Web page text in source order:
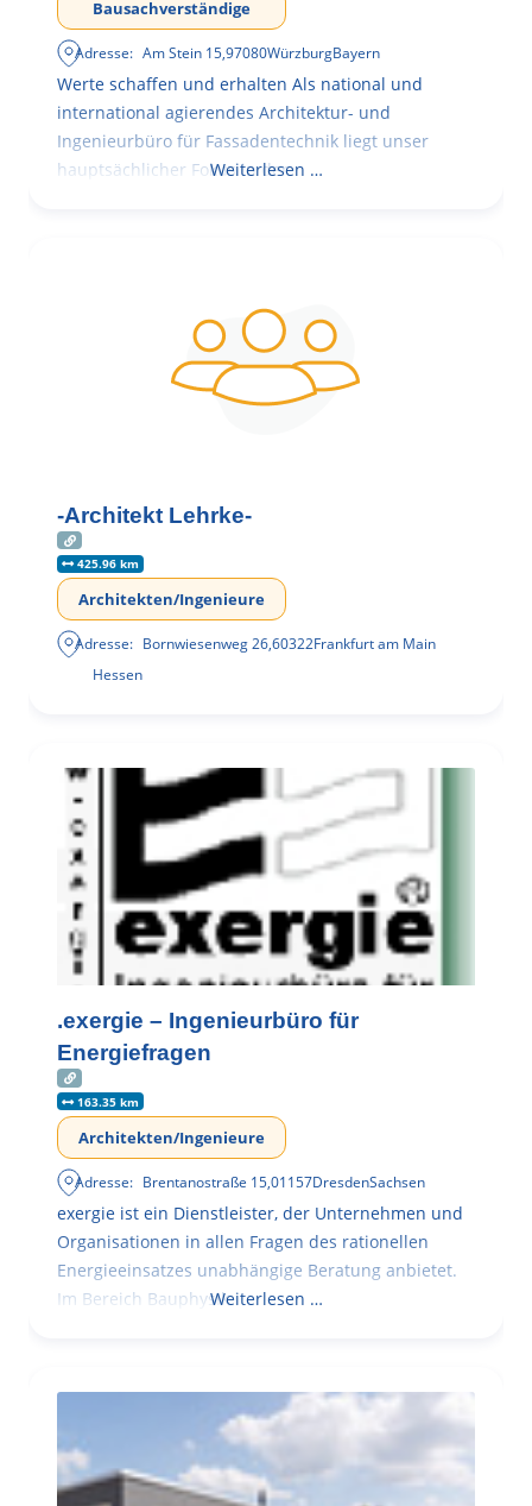
Bausachverständige
Adresse: Am Stein 15,97080WürzburgBayern
Werte schaffen und erhalten Als national und
international agierendes Architektur- und
Ingenieurbüro für Fassadentechnik liegt unser
hauptsächlicher Fokus in der
Weiterlesen …
-Architekt Lehrke-
425.96 km
Architekten/Ingenieure
Adresse: Bornwiesenweg 26,60322Frankfurt am Main
Hessen
.exergie – Ingenieurbüro für
Energiefragen
163.35 km
Architekten/Ingenieure
Adresse: Brentanostraße 15,01157DresdenSachsen
exergie ist ein Dienstleister, der Unternehmen und
Organisationen in allen Fragen des rationellen
Energieeinsatzes unabhängige Beratung anbietet.
Im Bereich BauphysikWeiterlesen …